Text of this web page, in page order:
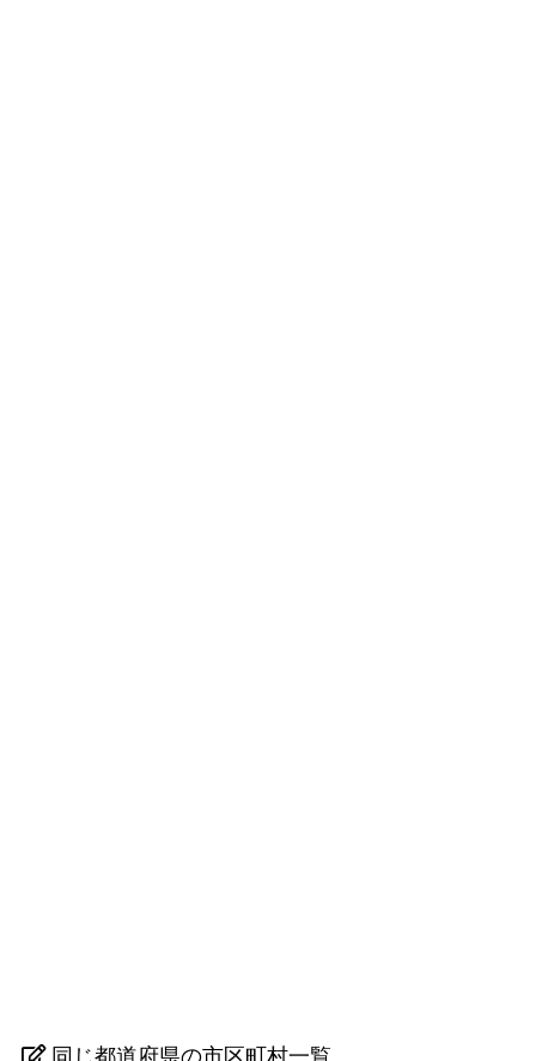
同じ都道府県の市区町村一覧